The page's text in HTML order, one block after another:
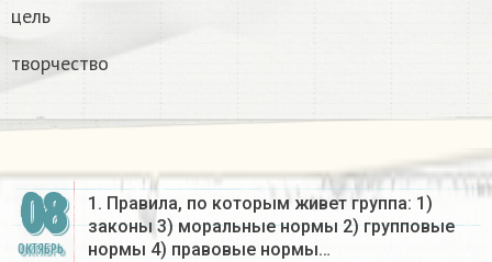
цель
творчество
08
ОКТЯБРЬ
1. Правила, по которым живет группа: 1)
законы 3) моральные нормы 2) групповые
нормы 4) правовые нормы…